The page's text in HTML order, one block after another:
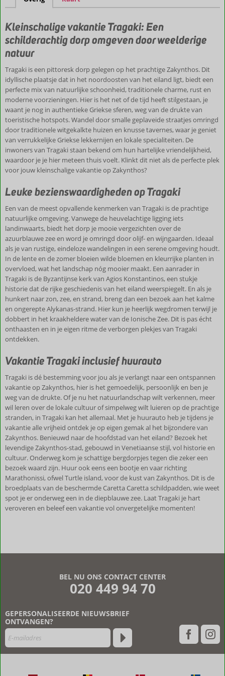
Famillie-
Prachtig
uitzicht
vanuit
het
heerlijke
zwembad
Kleinschalige vakantie Tragaki: Een
schilderachtig dorp omgeven door weelderige
natuur
Tragaki is een pittoresk dorp gelegen op het prachtige Zakynthos. Dit
idyllische plaatsje dat in het noordoosten van het eiland ligt, biedt een
perfecte mix van natuurlijke schoonheid, traditionele charme, rust en
moderne voorzieningen. Hier is het net of de tijd heeft stilgestaan, je
waant je nog in authentieke Griekse sferen, weg van de drukte van
toeristische hotspots. Wandel door smalle geplaveide straatjes omringd
door traditionele witgekalkte huizen en knusse tavernes, waar je geniet
van verrukkelijke Griekse lekkernijen en lokale specialiteiten. De
inwoners van Tragaki staan bekend om hun hartelijke vriendelijkheid,
waardoor je je hier meteen thuis voelt. Klinkt dit niet als de perfecte plek
voor jouw kleinschalige vakantie op Zakynthos?
Leuke bezienswaardigheden op Tragaki
Een van de meest opvallende kenmerken van Tragaki is de prachtige
natuurlijke omgeving. Vanwege de heuvelachtige ligging iets
landinwaarts, biedt het dorp je mooie vergezichten over de
azuurblauwe zee en word je omringd door olijf- en wijngaarden. Ideaal
als je van rustige, eindeloze wandelingen in een serene omgeving houdt.
In de lente en de zomer bloeien wilde bloemen en kleurrijke planten in
overvloed, wat het landschap nóg mooier maakt. Een aanrader in
Tragaki is de Byzantijnse kerk van Agios Konstantinos, een stukje
historie dat de rijke geschiedenis van het eiland weerspiegelt. En als je
hunkert naar zon, zee, en strand, breng dan een bezoek aan het kalme
en ongerepte Alykanas-strand. Hier kun je heerlijk wegdromen terwijl je
dobbert in het kraakheldere water van de Ionische Zee. Dit is pas écht
onthaasten en in je eigen ritme de verborgen plekjes van Tragaki
ontdekken.
Vakantie Tragaki inclusief huurauto
Tragaki is dé bestemming voor jou als je verlangt naar een ontspannen
vakantie op Zakynthos, hier is het gemoedelijk, persoonlijk en ben je
weg van de drukte. Of je nu het natuurlandschap wilt verkennen, meer
wil leren over de lokale cultuur of simpelweg wilt luieren op de prachtige
stranden, in Tragaki kan het allemaal. Met je huurauto heb je tijdens je
vakantie alle vrijheid ontdek je op eigen gemak al het bijzondere van
Zakynthos. Benieuwd naar de hoofdstad van het eiland? Bezoek het
levendige Zakynthos-stad, gebouwd in Venetiaanse stijl, vol historie en
cultuur. Onderweg kom je schattige bergdorpjes tegen die zeker een
bezoek waard zijn. Huur ook eens een bootje en vaar richting
Marathonissi, ofwel Turtle island, voor de kust van Zakynthos. Dit is de
broedplaats van de beschermde Caretta Caretta schildpadden, wie weet
spot je er onderweg een in de diepblauwe zee. Laat Tragaki je hart
veroveren en beleef een vakantie vol onvergetelijke momenten!
BEL NU ONS CONTACT CENTER
020 449 94 70
GEPERSONALISEERDE NIEUWSBRIEF
ONTVANGEN?